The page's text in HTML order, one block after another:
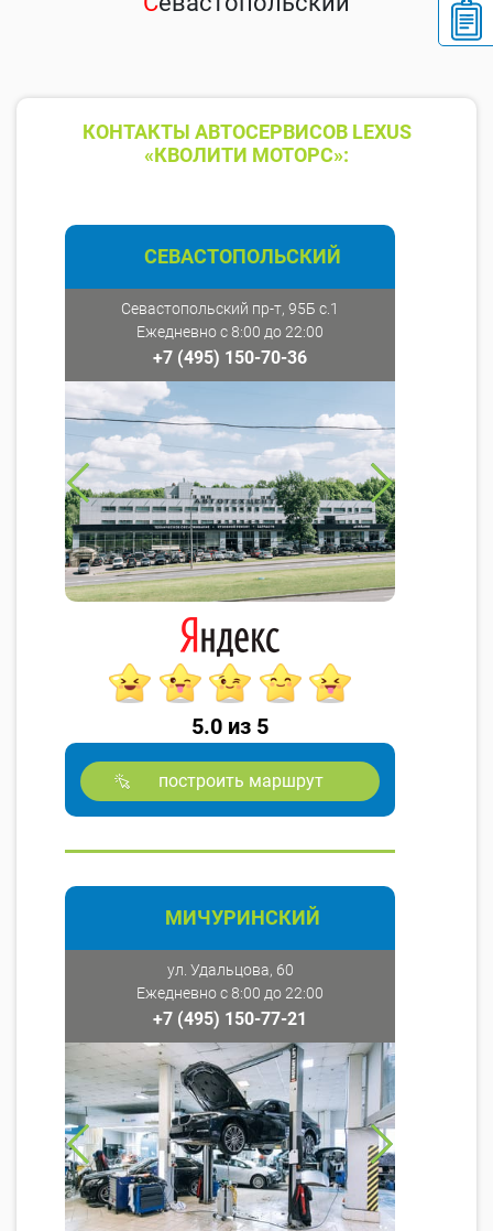
КОНТАКТЫ АВТОСЕРВИСОВ LEXUS
«КВОЛИТИ МОТОРС»:
СЕВАСТОПОЛЬСКИЙ
Севастопольский пр-т, 95Б с.1
Ежедневно с 8:00 до 22:00
+7 (495) 150-70-36
5.0 из 5
построить маршрут
МИЧУРИНСКИЙ
ул. Удальцова, 60
Ежедневно с 8:00 до 22:00
+7 (495) 150-77-21